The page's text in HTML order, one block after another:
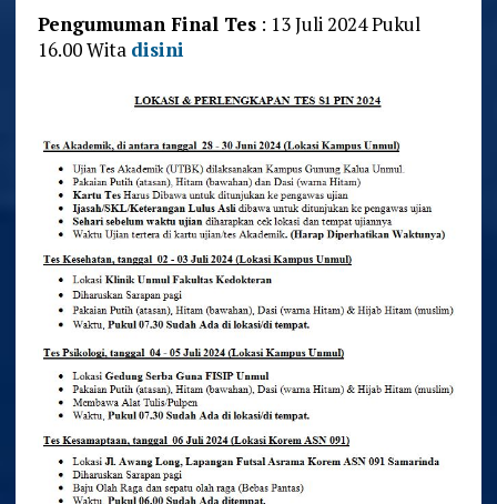
Pengumuman Final Tes: 13 Juli 2024 Pukul
16.00 Wita disini